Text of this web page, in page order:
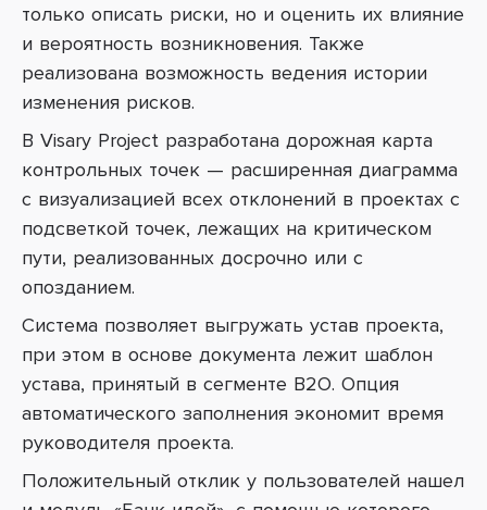
только описать риски, но и оценить их влияние
и вероятность возникновения. Также
реализована возможность ведения истории
изменения рисков.
В Visary Project разработана дорожная карта
контрольных точек — расширенная диаграмма
с визуализацией всех отклонений в проектах с
подсветкой точек, лежащих на критическом
пути, реализованных досрочно или с
опозданием.
Система позволяет выгружать устав проекта,
при этом в основе документа лежит шаблон
устава, принятый в сегменте B2O. Опция
автоматического заполнения экономит время
руководителя проекта.
Положительный отклик у пользователей нашел